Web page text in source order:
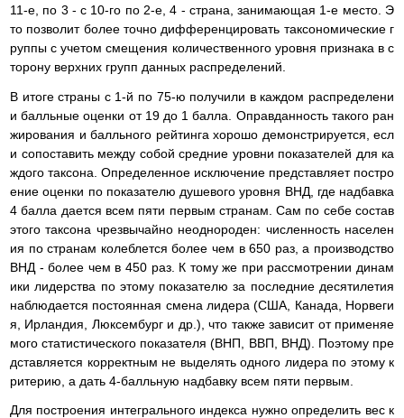
11-е, по 3 - с 10-го по 2-е, 4 - страна, занимающая 1-е место. Э
то позволит более точно дифференцировать таксономические г
руппы с учетом смещения количественного уровня признака в с
торону верхних групп данных распределений.
В итоге страны с 1-й по 75-ю получили в каждом распределени
и балльные оценки от 19 до 1 балла. Оправданность такого ран
жирования и балльного рейтинга хорошо демонстрируется, есл
и сопоставить между собой средние уровни показателей для ка
ждого таксона. Определенное исключение представляет постро
ение оценки по показателю душевого уровня ВНД, где надбавка
4 балла дается всем пяти первым странам. Сам по себе состав
этого таксона чрезвычайно неоднороден: численность населен
ия по странам колеблется более чем в 650 раз, а производство
ВНД - более чем в 450 раз. К тому же при рассмотрении динам
ики лидерства по этому показателю за последние десятилетия
наблюдается постоянная смена лидера (США, Канада, Норвеги
я, Ирландия, Люксембург и др.), что также зависит от применяе
мого статистического показателя (ВНП, ВВП, ВНД). Поэтому пре
дставляется корректным не выделять одного лидера по этому к
ритерию, а дать 4-балльную надбавку всем пяти первым.
Для построения интегрального индекса нужно определить вес к